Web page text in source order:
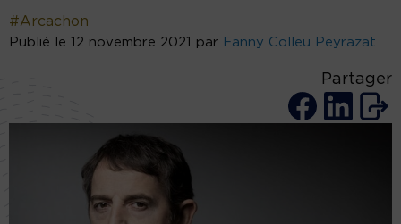
#Arcachon
Publié le 12 novembre 2021 par Fanny Colleu Peyrazat
Partager